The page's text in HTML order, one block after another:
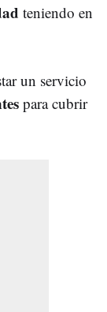
teniendo en
un servicio
para cubrir